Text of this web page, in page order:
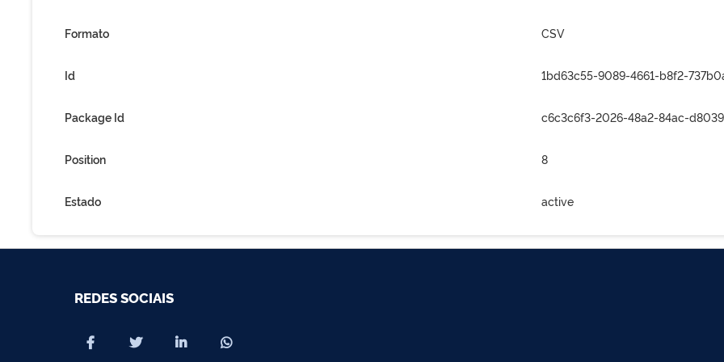
Formato CSV
Id 1bd63c55-9089-4661-b8f2-
Package Id c6c3c6f3-2026-48a2-84ac-
Position 8
Estado active
REDES SOCIAIS